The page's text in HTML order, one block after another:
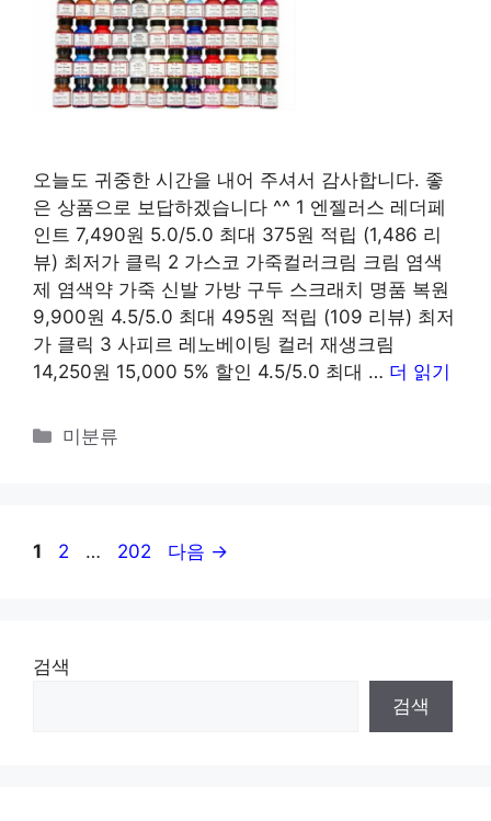
오늘도 귀중한 시간을 내어 주셔서 감사합니다. 좋
은 상품으로 보답하겠습니다 ^^ 1 엔젤러스 레더페
인트 7,490원 5.0/5.0 최대 375원 적립 (1,486 리
뷰) 최저가 클릭 2 가스코 가죽컬러크림 크림 염색
제 염색약 가죽 신발 가방 구두 스크래치 명품 복원
9,900원 4.5/5.0 최대 495원 적립 (109 리뷰) 최저
가 클릭 3 사피르 레노베이팅 컬러 재생크림
14,250원 15,000 5% 할인 4.5/5.0 최대 … 더 읽기
카
미분류
페
1
페
2 …
페
202 다음 →
검색
검색